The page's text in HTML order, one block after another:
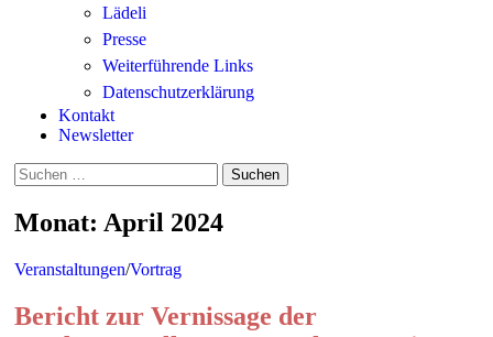
Lädeli
Presse
Weiterführende Links
Datenschutzerklärung
Kontakt
Newsletter
Suchen
nach:
Monat: April 2024
Veranstaltungen/Vortrag
Bericht zur Vernissage der